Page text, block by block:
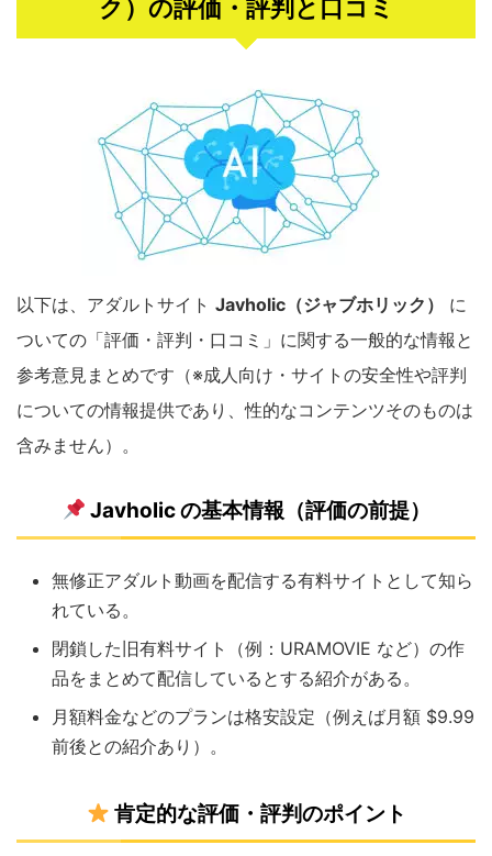
ク）の評価・評判と口コミ
以下は、アダルトサイト Javholic（ジャブホリック）
に
ついての「評価・評判・口コミ」に関する一般的な情報と
参考意見まとめです（※成人向け・サイトの安全性や評判
についての情報提供であり、性的なコンテンツそのものは
含みません）。
Javholic の基本情報（評価の前提）
無修正アダルト動画を配信する有料サイトとして知ら
れている。
閉鎖した旧有料サイト（例：URAMOVIE など）の作
品をまとめて配信しているとする紹介がある。
月額料金などのプランは格安設定（例えば月額 $9.99
前後との紹介あり）。
肯定的な評価・評判のポイント